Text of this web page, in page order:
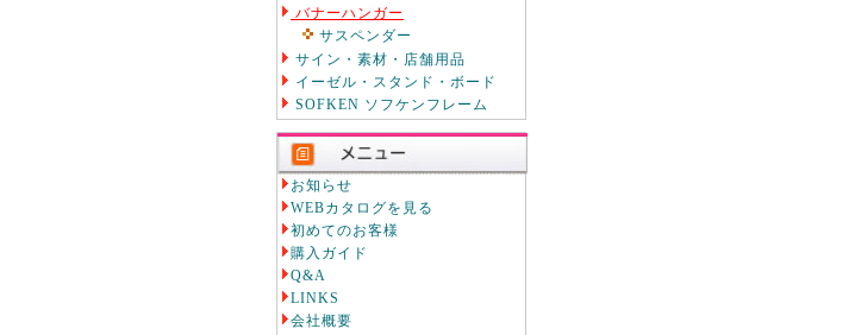
バナーハンガー
サスペンダー
サイン・素材・店舗用品
イーゼル・スタンド・ボード
SOFKEN ソフケンフレーム
お知らせ
WEBカタログを見る
初めてのお客様
購入ガイド
Q&A
LINKS
会社概要